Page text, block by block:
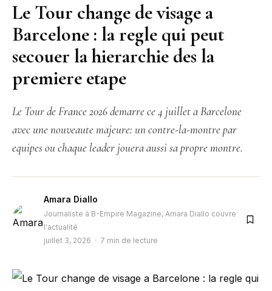
Le Tour change de visage a
Barcelone : la regle qui peut
secouer la hierarchie des la
premiere etape
Le Tour de France 2026 demarre ce 4 juillet a Barcelone
avec une nouveaute majeure: un contre-la-montre par
equipes ou chaque leader jouera aussi sa propre montre.
Amara Diallo
Journaliste à B-Empire Magazine, Amara Diallo couvre
l'actualité
juillet 3, 2026 · 7 min de lecture